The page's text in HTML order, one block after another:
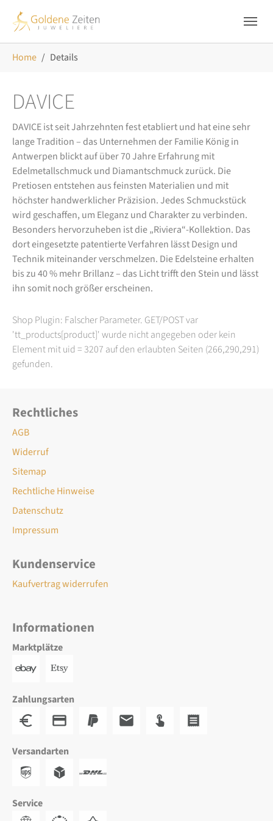
Home Details
DAVICE
DAVICE ist seit Jahrzehnten fest etabliert und hat eine sehr
lange Tradition – das Unternehmen der Familie König in
Antwerpen blickt auf über 70 Jahre Erfahrung mit
Edelmetallschmuck und Diamantschmuck zurück. Die
Pretiosen entstehen aus feinsten Materialien und mit
höchster handwerklicher Präzision. Jedes Schmuckstück
wird geschaffen, um Eleganz und Charakter zu verbinden.
Besonders hervorzuheben ist die „Riviera“-Kollektion. Das
dort eingesetzte patentierte Verfahren lässt Design und
Technik miteinander verschmelzen. Die Edelsteine erhalten
bis zu 40 % mehr Brillanz – das Licht trifft den Stein und lässt
ihn somit noch größer erscheinen.
Shop Plugin: Falscher Parameter. GET/POST var
'tt_products[product]' wurde nicht angegeben oder kein
Element mit uid = 3207 auf den erlaubten Seiten (266,290,291)
gefunden.
Rechtliches
AGB
Widerruf
Sitemap
Rechtliche Hinweise
Datenschutz
Impressum
Kundenservice
Kaufvertrag widerrufen
Informationen
Marktplätze
Zahlungsarten
Versandarten
Service